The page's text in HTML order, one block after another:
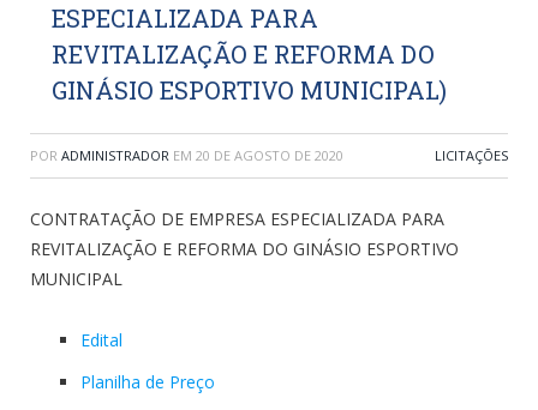
ESPECIALIZADA PARA
REVITALIZAÇÃO E REFORMA DO
GINÁSIO ESPORTIVO MUNICIPAL)
POR ADMINISTRADOR EM 20 DE AGOSTO DE 2020 LICITAÇÕES
CONTRATAÇÃO DE EMPRESA ESPECIALIZADA PARA
REVITALIZAÇÃO E REFORMA DO GINÁSIO ESPORTIVO
MUNICIPAL
Edital
Planilha de Preço